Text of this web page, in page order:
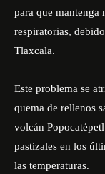
para que mantenga
respiratorias,
Tlaxcala.
Este problema se
quema de rellenos
volcán
pastizales en los
las temperaturas.